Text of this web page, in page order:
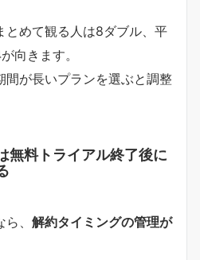
とめて観る人は8ダブル、平
向きます。
間が長いプランを選ぶと調整
無料トライアル終了後に
、 解約タイミングの管理が